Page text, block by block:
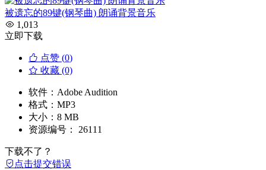
被遗忘的89键(钢琴曲) 朗诵背景音乐
1,013
立即下载
点赞 (0)
收藏 (0)
软件： Adobe Audition
格式： MP3
大小： 8 MB
资源编号： 26111
下载不了？
点击提交错误